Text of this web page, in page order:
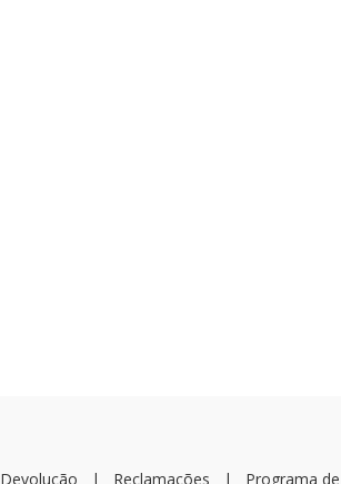
Devolução | Reclamações | Programa